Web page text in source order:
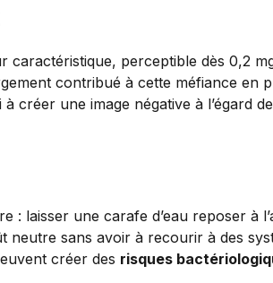
perceptible dès 0,2
contribué à cette méfiance en
créer une image négative à l’égard
laisser une carafe d’eau reposer à
neutre sans avoir à recourir à des
créer des risques